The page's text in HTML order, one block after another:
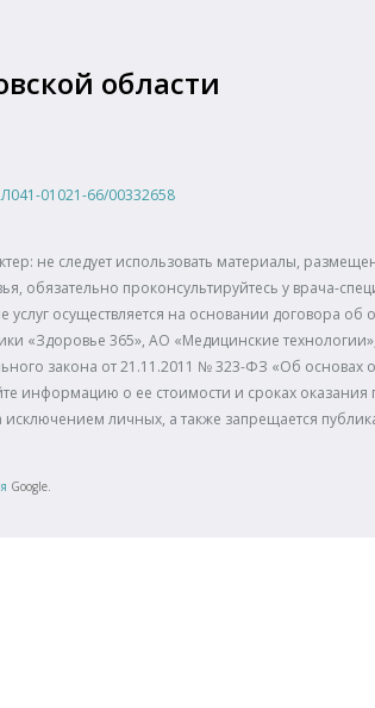
области
Л041-01021-66/00332658
не следует использовать материалы,
обязательно проконсультируйтесь у врача-
осуществляется на основании договора об
«Здоровье 365», АО «Медицинские
закона от 21.11.2011 № 323-ФЗ «Об
информацию о ее стоимости и сроках
личных, а также запрещается
Google.